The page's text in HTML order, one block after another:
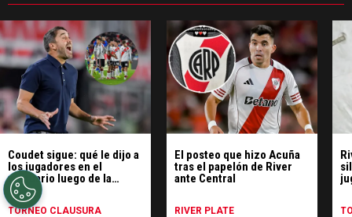
Coudet sigue: qué le dijo a
los jugadores en el
vestuario luego de la
derrota con Central
TORNEO CLAUSURA
El posteo que hizo Acuña
tras el papelón de River
ante Central
RIVER PLATE